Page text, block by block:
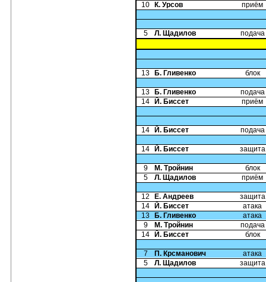
10
К. Урсов приём
5 Л. Щадилов подача
13 Б. Гливенко блок
13 Б. Гливенко
подача
14
Й. Биссет приём
14 Й. Биссет подача
14 Й. Биссет защита
9 М. Тройнин
блок
5
Л. Щадилов приём
12 Е. Андреев
защита
14
Й. Биссет
атака
13
Б. Гливенко
атака
9
М. Тройнин
подача
14
Й. Биссет блок
7 П. Крсманович
атака
5
Л. Щадилов защита